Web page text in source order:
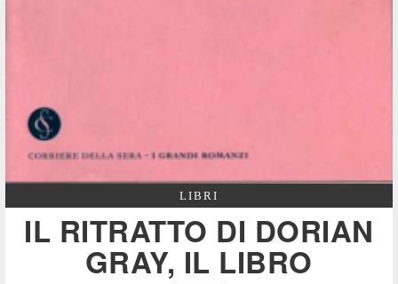
LIBRI
IL RITRATTO DI DORIAN
GRAY, IL LIBRO